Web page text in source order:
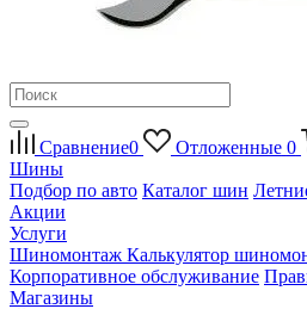
Сравнение0 Отложенные 0
Шины
Подбор по авто Каталог шин
Акции
Услуги
Шиномонтаж Калькулятор
Корпоративное обслуживание
Магазины